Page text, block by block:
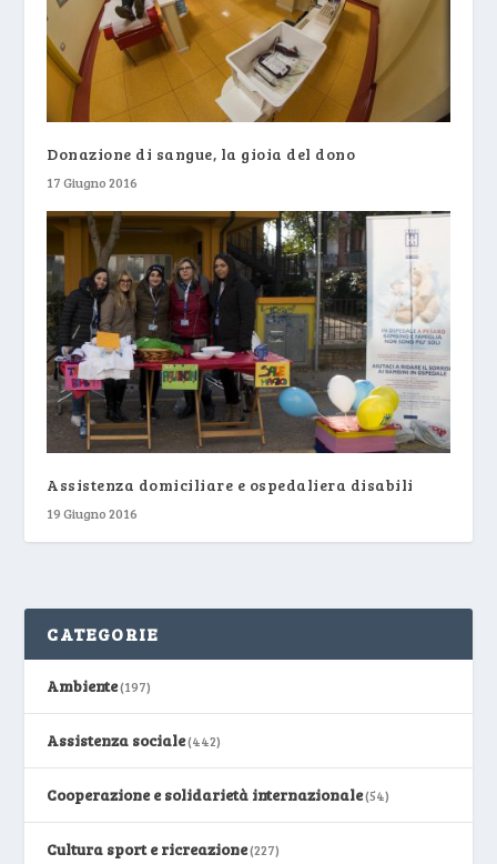
Donazione di sangue, la gioia del dono
17 Giugno 2016
Assistenza domiciliare e ospedaliera disabili
19 Giugno 2016
CATEGORIE
Ambiente(197)
Assistenza sociale(442)
Cooperazione e solidarietà internazionale(54)
Cultura sport e ricreazione(227)